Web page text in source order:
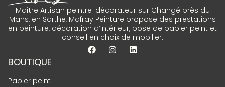
Maître Artisan peintre-décorateur sur Changé près du
Mans, en Sarthe, Mafray Peinture propose des prestations
en peinture, décoration d’intérieur, pose de papier peint et
conseil en choix de mobilier.
BOUTIQUE
Papier peint